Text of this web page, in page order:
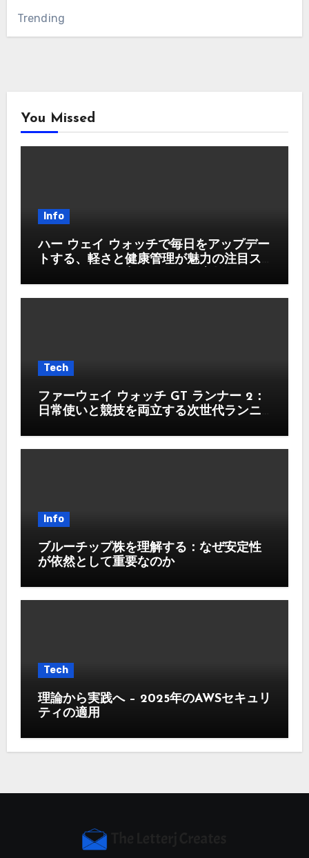
Trending
You Missed
Info
ハー ウェイ ウォッチで毎日をアップデー
トする、軽さと健康管理が魅力の注目ス
Tech
ファーウェイ ウォッチ GT ランナー 2：
日常使いと競技を両立する次世代ランニ
Info
ブルーチップ株を理解する：なぜ安定性
が依然として重要なのか
Tech
理論から実践へ – 2025年のAWSセキュリ
ティの適用